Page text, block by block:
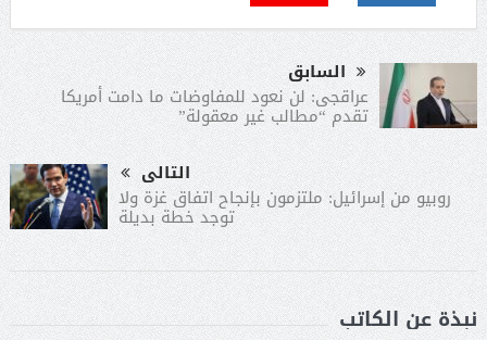
السابق
عراقجى: لن نعود للمفاوضات ما دامت أمريكا
تقدم “مطالب غير معقولة”
التالى
روبيو من إسرائيل: ملتزمون بإنجاح اتفاق غزة ولا
توجد خطة بديلة
نبذة عن الكاتب